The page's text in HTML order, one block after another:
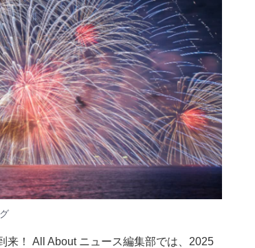
来！ All About ニュース編集部では、2025